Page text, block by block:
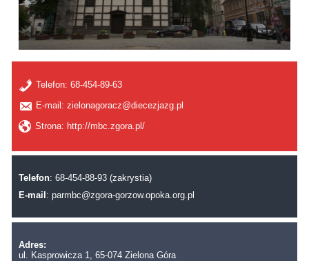
Telefon:68-454-89-63
E-mail: zielonagoracz@diecezjazg.pl
Strona: http://mbc.zgora.pl/
Telefon: 68-454-88-93 (zakrystia)
E-mail :parmbc@zgora-gorzow.opoka.org.pl
Adres:
ul. Kasprowicza 1, 65-074 Zielona Góra